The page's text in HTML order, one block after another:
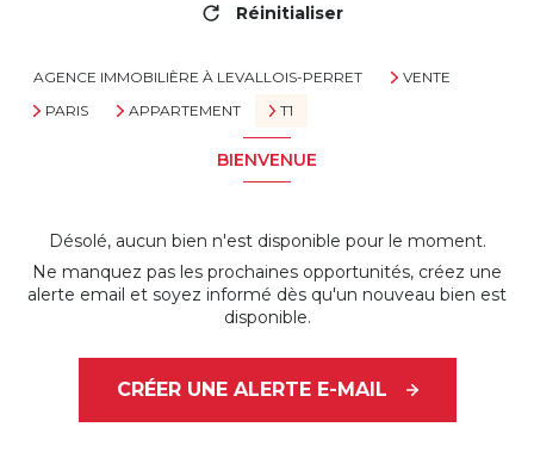
Réinitialiser
AGENCE IMMOBILIÈRE À LEVALLOIS-PERRET
VENTE
PARIS
APPARTEMENT T1
BIENVENUE
Désolé, aucun bien n'est disponible pour le moment.
Ne manquez pas les prochaines opportunités, créez une
alerte email et soyez informé dès qu'un nouveau bien est
disponible.
CRÉER UNE ALERTE E-MAIL